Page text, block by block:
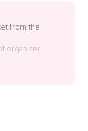
from the
organizer.